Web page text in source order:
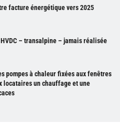
facture énergétique vers 2025
– transalpine – jamais réalisée
pompes à chaleur fixées aux fenêtres
locataires un chauffage et une